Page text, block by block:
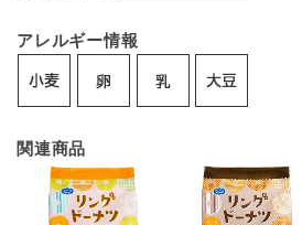
アレルギー情報
関連商品